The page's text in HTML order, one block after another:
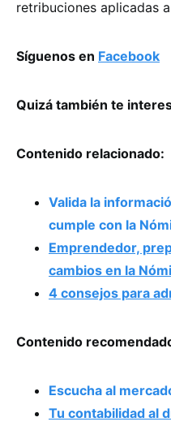
retribuciones aplicadas
Síguenos en Facebook
Quizá también te
Contenido relacionado:
Valida la
cumple con la
Emprendedor,
cambios en la
4 consejos para
Contenido
Escucha al
Tu contabilidad al